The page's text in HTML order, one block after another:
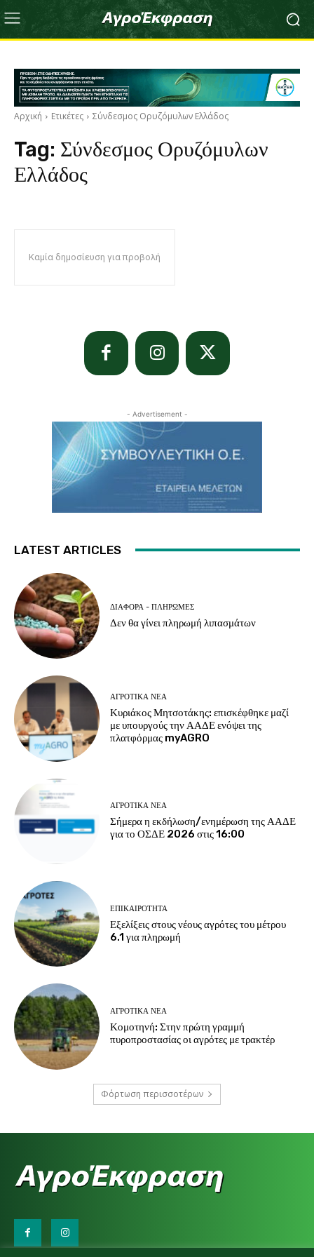
Αρχική Ετικέτες Σύνδεσμος Ορυζόμυλων Ελλάδος
Tag: Σύνδεσμος Ορυζόμυλων
Ελλάδος
Καμία δημοσίευση για προβολή
- Advertisement -
LATEST ARTICLES
ΔΙΆΦΟΡΑ - ΠΛΗΡΩΜΈΣ
Δεν θα γίνει πληρωμή λιπασμάτων
ΑΓΡΟΤΙΚΆ ΝΈΑ
Κυριάκος Μητσοτάκης: επισκέφθηκε μαζί
με υπουργούς την ΑΑΔΕ ενόψει της
πλατφόρμας myAGRO
ΑΓΡΟΤΙΚΆ ΝΈΑ
Σήμερα η εκδήλωση/ενημέρωση της ΑΑΔΕ
για το ΟΣΔΕ 2026 στις 16:00
ΕΠΙΚΑΙΡΌΤΗΤΑ
Εξελίξεις στους νέους αγρότες του μέτρου
6.1 για πληρωμή
ΑΓΡΟΤΙΚΆ ΝΈΑ
Κομοτηνή: Στην πρώτη γραμμή
πυροπροστασίας οι αγρότες με τρακτέρ
Φόρτωση περισσοτέρων